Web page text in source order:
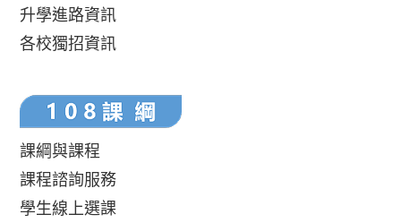
升學進路資訊
各校獨招資訊
課綱與課程
課程諮詢服務
學生線上選課